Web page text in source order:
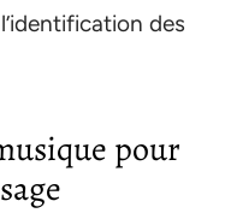
des
pour